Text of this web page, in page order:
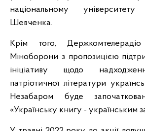
національному
Шевченка.
Крім того,
Міноборони з пропозицією
ініціативу щодо
патріотичної літератури
Незабаром буде
«Українську книгу - українським